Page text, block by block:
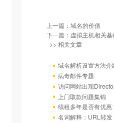
上一篇： 域名的价值
下一篇： 虚拟主机相关基
>> 相关文章
域名解析设置方法介
病毒邮件专题
访问网站出现
上门取款问题集锦
续租多年是否有优惠
名词解释：URL转发